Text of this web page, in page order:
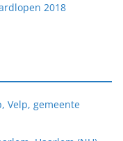
2018
Velp, gemeente